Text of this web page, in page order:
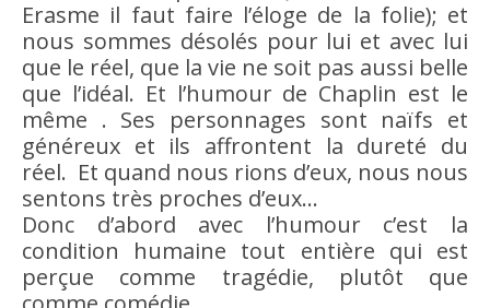
Erasme il faut faire l’éloge de la folie); et
nous sommes désolés pour lui et avec lui
que le réel, que la vie ne soit pas aussi belle
que l’idéal. Et l’humourde Chaplin est le
même . Ses personnages sont naïfs et
généreux et ils affrontent la dureté du
réel. Et quand nous rions d’eux, nous nous
sentons très proches d’eux…
Donc d’abord avec l’humourc’est la
condition humaine tout entière qui est
perçue comme tragédie, plutôt que